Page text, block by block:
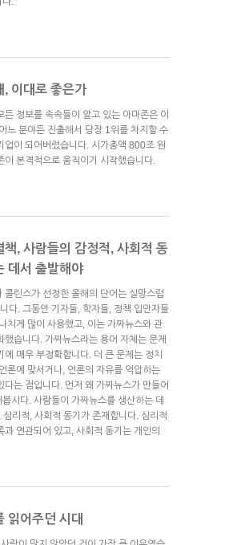
, 이대로 좋은가
든 정보를 속속들이 알고 있는 아마존은 이
느 분야든 진출해서 당장 1위를 차지할 수
업이 되어버렸습니다. 시가총액 800조 원
이 본격적으로 움직이기 시작했습니다.
책, 사람들의 감정적, 사회적 동
데서 출발해야
콜린스가 선정한 올해의 단어는 실망스럽
다. 그동안 기자들, 학자들, 정책 입안자들
치게 많이 사용했고, 이는 가짜뉴스와 관
했습니다. 가짜뉴스라는 용어 자체는 문제
에 매우 부정확합니다. 더 큰 문제는 정치
론에 맞서거나, 언론의 자유를 억압하는
다는 점입니다. 먼저 왜 가짜뉴스가 만들어
시다. 사람들이 가짜뉴스를 생산하는 데
리적, 사회적 동기가 존재합니다. 심리적
과 연관되어 있고, 사회적 동기는 개인의
읽어주던 시대